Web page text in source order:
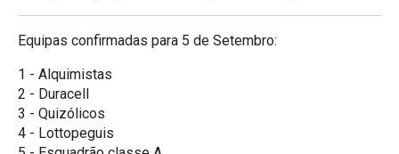
Equipas confirmadas para 5 de Setembro:
1 - Alquimistas
2 - Duracell
3 - Quizólicos
4 - Lottopeguis